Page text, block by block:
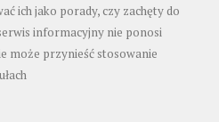
ich jako porady, czy zachęty do
informacyjny nie ponosi
może przynieść stosowanie